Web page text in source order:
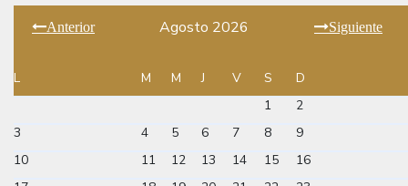
Anterior Agosto 2026 Siguiente
L M M J V S
D
1
2
3
4 5 6 7 8
9
10
11 12 13 14 15
16